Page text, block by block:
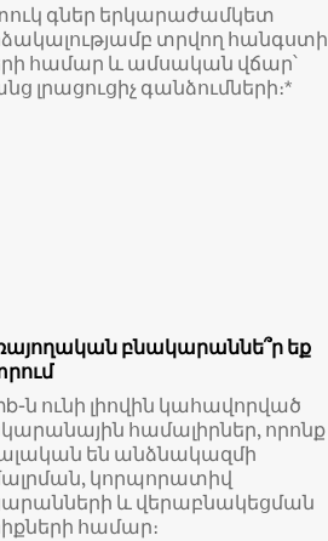
գներ երկարաժամկետ
տրվող հանգստի
համար և ամսական վճար՝
լրացուցիչ գանձումների։*
բնակարաննե՞ր եք
ն ունի լիովին կահավորված
համալիրներ, որոնք
են անձնակազմի
կորպորատիվ
և վերաբնակեցման
համար։